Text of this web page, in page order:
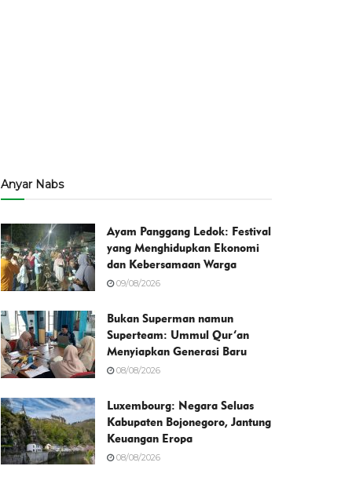
Anyar Nabs
Ayam Panggang Ledok: Festival
yang Menghidupkan Ekonomi
dan Kebersamaan Warga
09/08/2026
Bukan Superman namun
Superteam: Ummul Qur’an
Menyiapkan Generasi Baru
08/08/2026
Luxembourg: Negara Seluas
Kabupaten Bojonegoro, Jantung
Keuangan Eropa
08/08/2026